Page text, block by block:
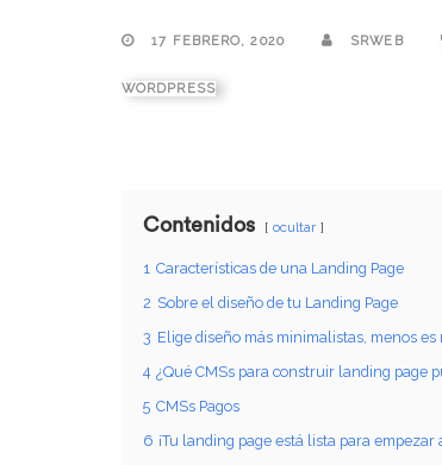
17 FEBRERO, 2020 SRWEB
WORDPRESS
Contenidos ocultar
1 Características de una Landing Page
2 Sobre el diseño de tu Landing Page
3 Elige diseño más minimalistas, menos es
4 ¿Qué CMSs para construir landing page
5 CMSs Pagos
6 ¡Tu landing page está lista para empezar